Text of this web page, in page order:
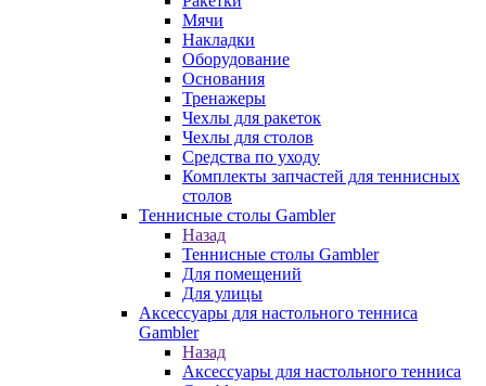
Мячи
Накладки
Оборудование
Основания
Тренажеры
Чехлы для ракеток
Чехлы для столов
Средства по уходу
Комплекты запчастей для теннисных
столов
Теннисные столы Gambler
Назад
Теннисные столы Gambler
Для помещений
Для улицы
Аксессуары для настольного тенниса
Gambler
Назад
Аксессуары для настольного тенниса